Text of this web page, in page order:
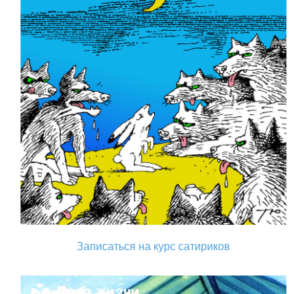
Записаться на курс сатириков